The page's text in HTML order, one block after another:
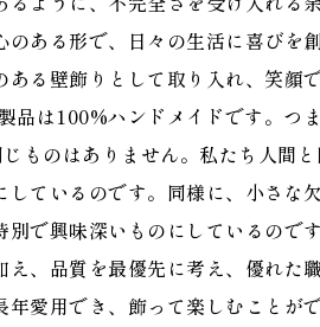
のある形で、日々の生活に喜びを
ある壁飾りとして取り入れ、笑顔
は100%ハンドメイドです。つ
ものはありません。私たち人間
しているのです。同様に、小さ
別で興味深いものにしているの
え、品質を最優先に考え、優れた
年愛用でき、飾って楽しむことが